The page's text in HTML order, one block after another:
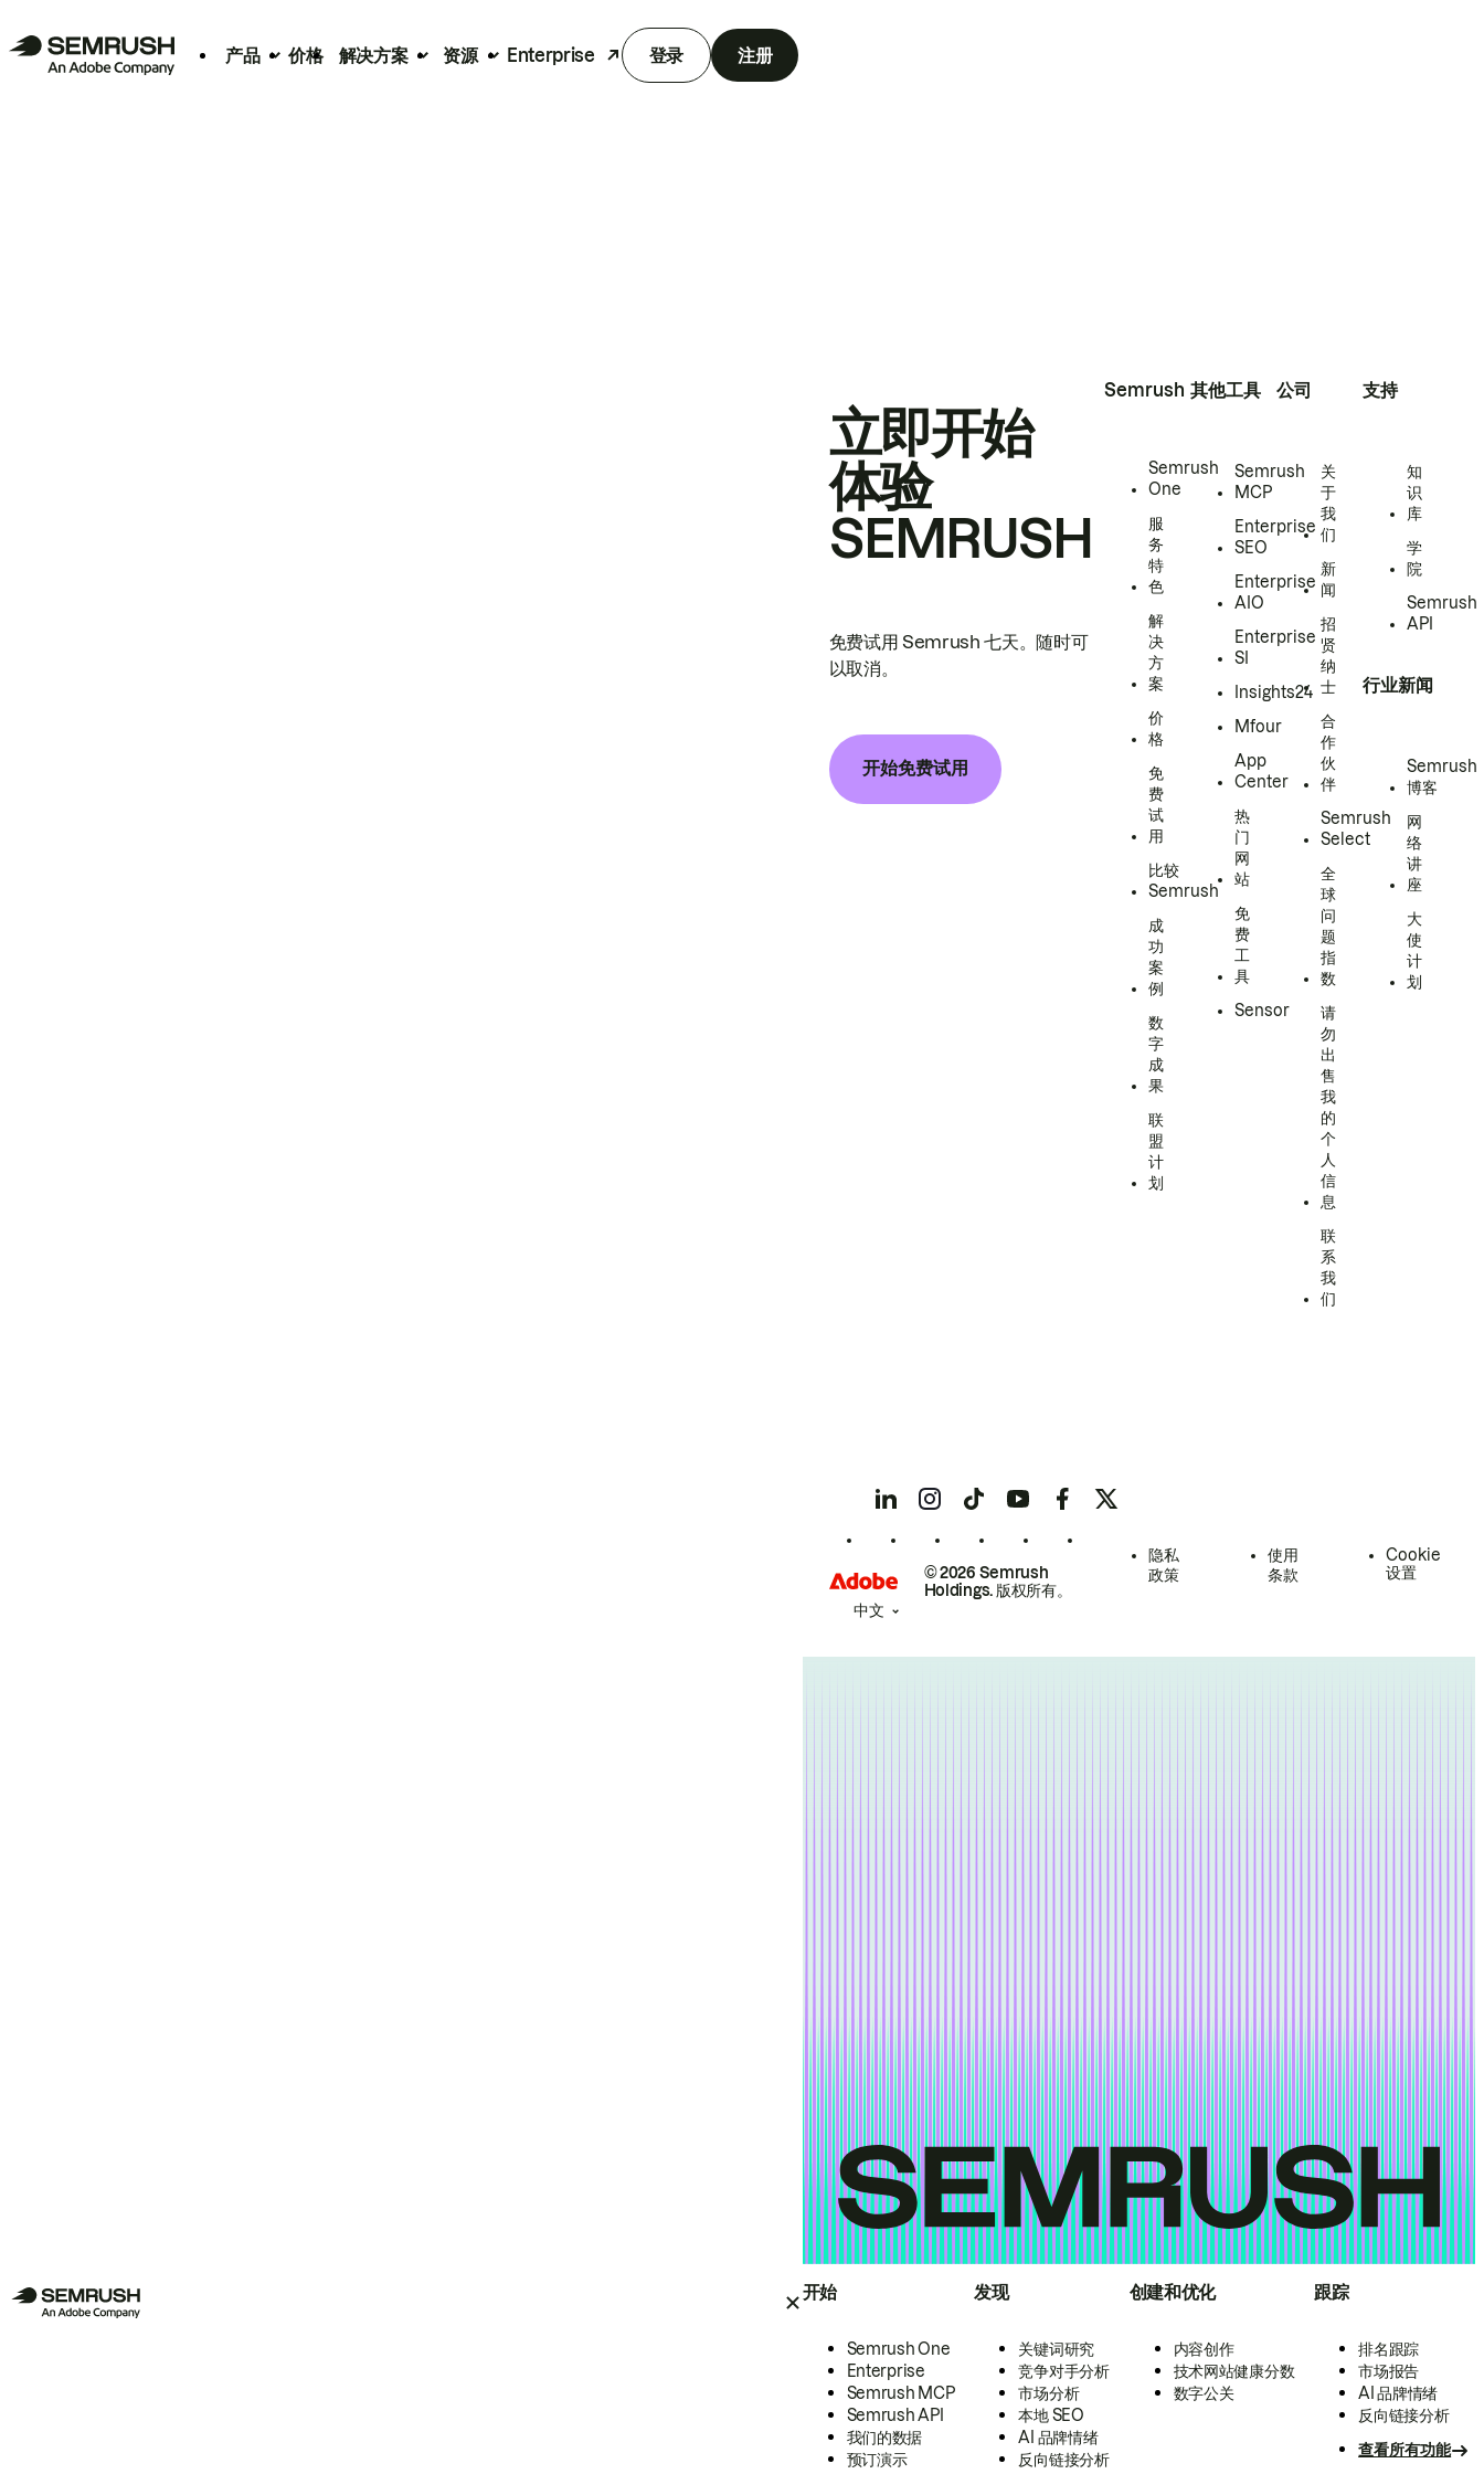
产品 价格 解决方案 资源 Enterprise 登录 注册
开始
Semrush One
Enterprise
Semrush MCP
Semrush API
我们的数据
预订演示
发现
关键词研究
竞争对手分析
市场分析
本地 SEO
AI 品牌情绪
反向链接分析
创建和优化
内容创作
技术网站健康分数
数字公关
跟踪
排名跟踪
市场报告
AI 品牌情绪
反向链接分析
查看所有功能
立即开始
体验
SEMRUSH
免费试用 Semrush 七天。随时可
以取消。
开始免费试用
Semrush
Semrush
One
服
务
特
色
解
决
方
案
价
格
免
费
试
用
比较
Semrush
成
功
案
例
数
字
成
果
联
盟
计
划
其他工具
Semrush
MCP
Enterprise
SEO
Enterprise
AIO
Enterprise
SI
Insights24
Mfour
App
Center
热
门
网
站
免
费
工
具
Sensor
公司
关
于
我
们
新
闻
招
贤
纳
士
合
作
伙
伴
Semrush
Select
全
球
问
题
指
数
请
勿
出
售
我
的
个
人
信
息
联
系
我
们
支持
知
识
库
学
院
Semrush
API
行业新闻
Semrush
博客
网
络
讲
座
大
使
计
划
© 2026 Semrush
Holdings. 版权所有。
隐私
政策
使用
条款
Cookie
设置
中文